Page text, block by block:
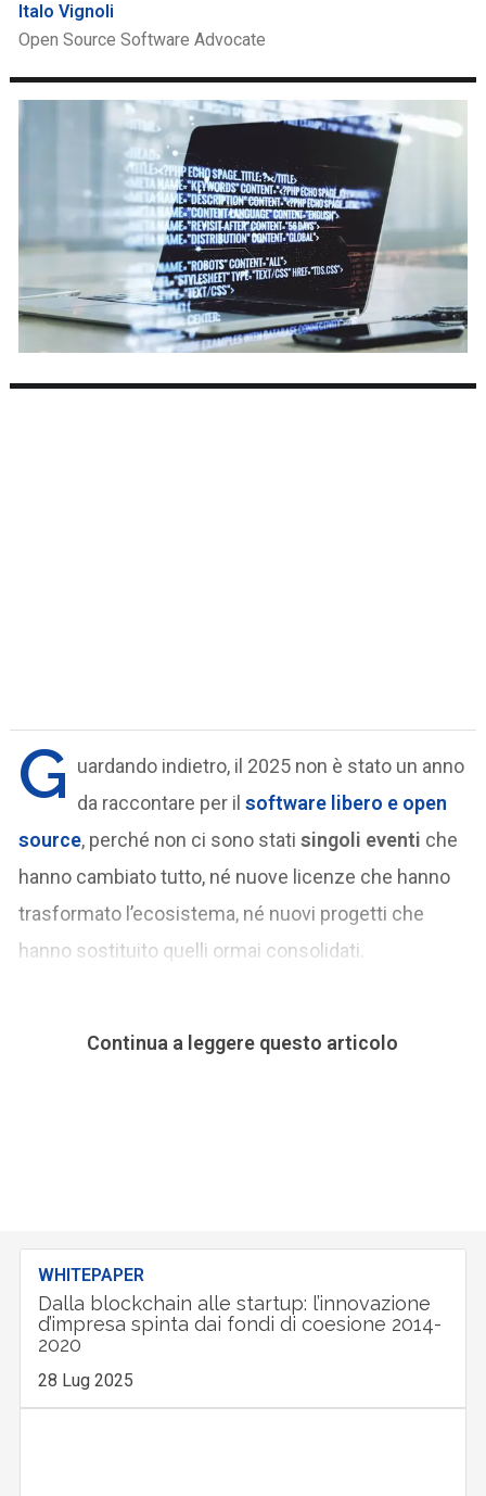
Italo Vignoli
Open Source Software Advocate
G uardando indietro, il 2025 non è stato un anno
da raccontare per ilsoftware libero e open
source, perché non ci sono statisingoli eventi che
hanno cambiato tutto, né nuove licenze che hanno
trasformato l’ecosistema, né nuovi progetti che
hanno sostituito quelli ormai consolidati.
Continua a leggere questo articolo
WHITEPAPER
Dalla blockchain alle startup: l’innovazione
d’impresa spinta dai fondi di coesione 2014-
2020
28 Lug 2025